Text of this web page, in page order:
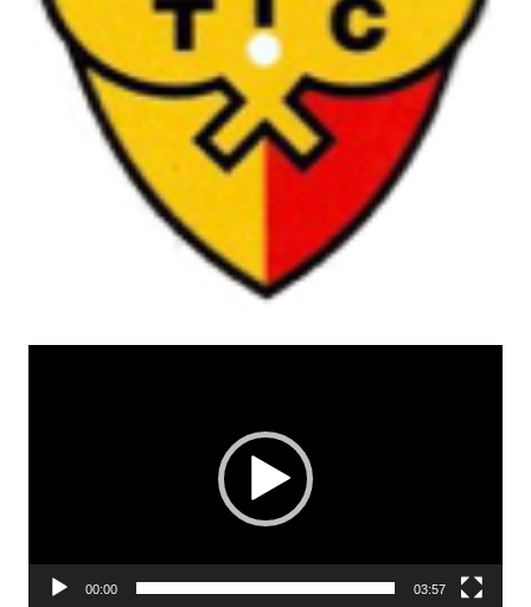
00:00 03:57